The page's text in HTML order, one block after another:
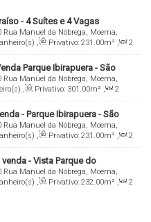
- 4 Suítes e 4 Vagas
Rua Manuel da Nóbrega, Moema,
São Paulo, Brasil
, Privativo: 231 .00m² ,
2
231.00m² , 3 Vaga(s) ,
Útil:
m²
Parque Ibirapuera - São
Rua Manuel da Nóbrega, Moema,
São Paulo, Brasil
, Privativo: 301 .00m² ,
2
301.00m² , 4 Vaga(s) ,
Útil:
m²
- Parque Ibirapuera - São
Rua Manuel da Nóbrega, Moema,
São Paulo, Brasil
, Privativo: 231 .00m² ,
2
231.00m² , 3 Vaga(s) ,
Útil:
m²
- Vista Parque do
Rua Manuel da Nóbrega, Moema,
São Paulo, Brasil
, Privativo: 232.00m² ,
2